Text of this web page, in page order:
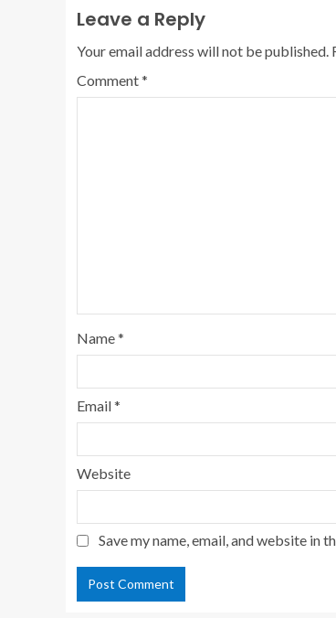
Leave a Reply
Your email address will not be published.
Comment*
Name*
Email*
Website
Save my name, email, and website in